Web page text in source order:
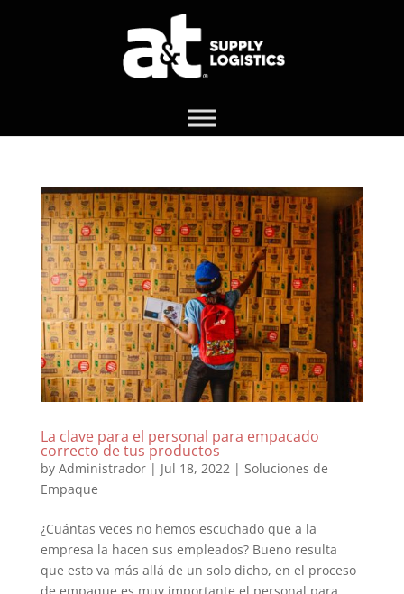
La clave para el personal para empacado
correcto de tus productos
by Administrador| Jul 18, 2022| Soluciones de
Empaque
¿Cuántas veces no hemos escuchado que a la
empresa la hacen sus empleados? Bueno resulta
que esto va más allá de un solo dicho, en el proceso